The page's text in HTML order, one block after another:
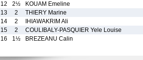
12
2½
KOUAM Emeline
13
2
THIERY Marine
14
2
IHIAWAKRIM Ali
15
2
COULIBALY-PASQUIER Yele Louise
16
1½ BREZEANU Calin